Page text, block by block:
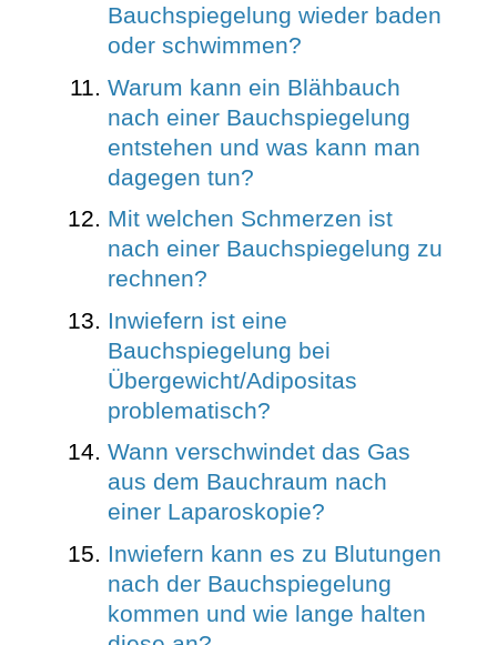
Bauchspiegelung wieder baden
oder schwimmen?
Warum kann ein Blähbauch
nach einer Bauchspiegelung
entstehen und was kann man
dagegen tun?
Mit welchen Schmerzen ist
nach einer Bauchspiegelung zu
rechnen?
Inwiefern ist eine
Bauchspiegelung bei
Übergewicht/Adipositas
problematisch?
Wann verschwindet das Gas
aus dem Bauchraum nach
einer Laparoskopie?
Inwiefern kann es zu Blutungen
nach der Bauchspiegelung
kommen und wie lange halten